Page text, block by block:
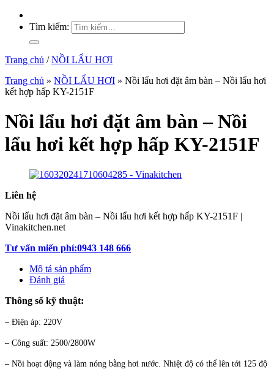
Tìm kiếm:
Trang chủ / NỒI LẨU HƠI
Trang chủ » NỒI LẨU HƠI » Nồi lẩu hơi đặt âm bàn – Nồi lẩu hơi
kết hợp hấp KY-2151F
Nồi lẩu hơi đặt âm bàn – Nồi
lẩu hơi kết hợp hấp KY-2151F
Liên hệ
Nồi lẩu hơi đặt âm bàn – Nồi lẩu hơi kết hợp hấp KY-2151F |
Vinakitchen.net
Tư vấn miến phí:0943 148 666
Mô tả sản phẩm
Đánh giá
Thông số kỹ thuật:
– Điện áp: 220V
– Công suất: 2500/2800W
– Nồi hoạt động và làm nóng bằng hơi nước. Nhiệt độ có thể lên tới 125 độ